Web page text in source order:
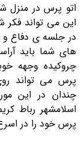
اتو پرس در منزل
این می تواند فکر
در جلسه ی دفاع و
های شما باید
چروکیده وجهه
پرس می تواند
چندان در این
اسلامشهر رباط
پرس خود را در